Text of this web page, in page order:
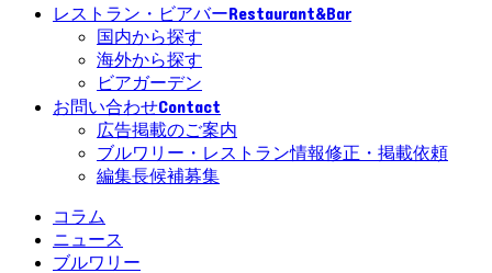
レストラン・ビアバーRestaurant&Bar
国内から探す
海外から探す
ビアガーデン
お問い合わせContact
広告掲載のご案内
ブルワリー・レストラン情報修正・掲載依頼
編集長候補募集
コラム
ニュース
ブルワリー